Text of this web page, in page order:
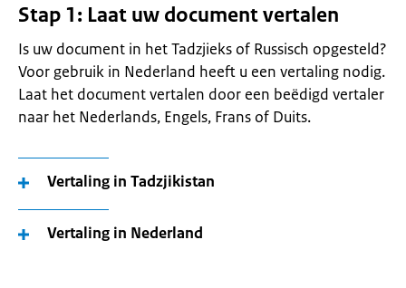
Stap 1: Laat uw document vertalen
Is uw document in het Tadzjieks of Russisch opgesteld?
Voor gebruik in Nederland heeft u een vertaling nodig.
Laat het document vertalen door een beëdigd vertaler
naar het Nederlands, Engels, Frans of Duits.
Vertaling in Tadzjikistan
Vertaling in Nederland